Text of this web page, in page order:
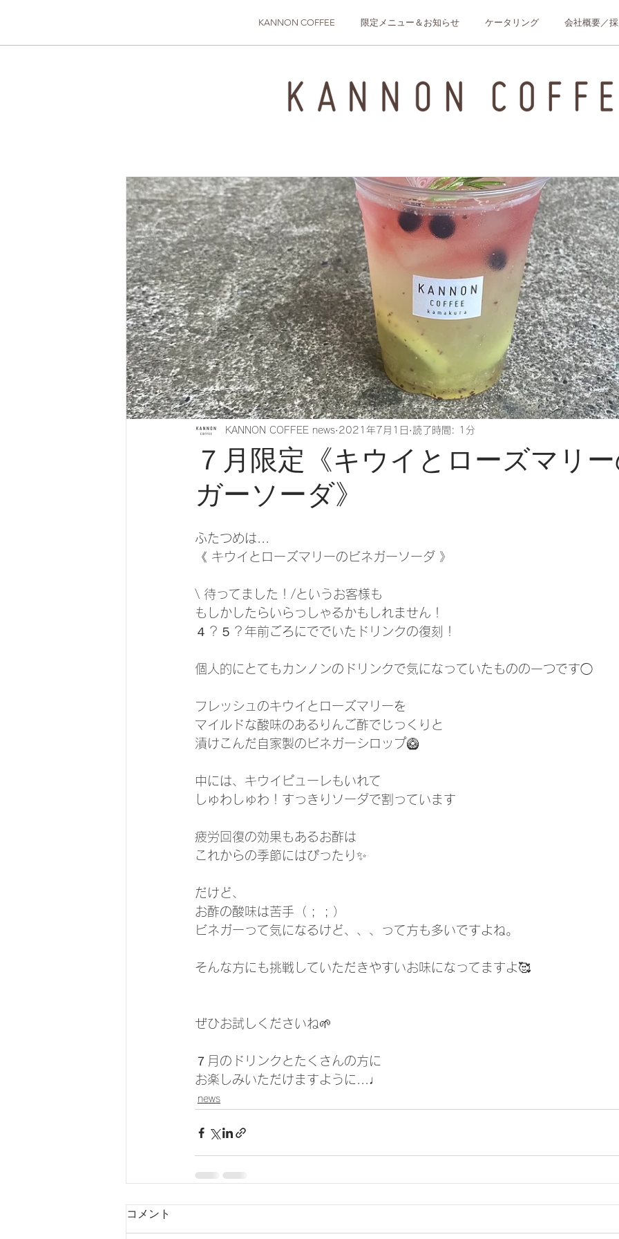
KANNON COFFEE 限定メニュー＆お知らせ ケータリング 会社概要／
７月限定《キウイとローズマリ
ガーソーダ》
KANNON COFFEE news 2021年7月1日 読了時間: 1分
ふたつめは...
《 キウイとローズマリーのビネガーソーダ 》
\ 待ってました！/というお客様も
もしかしたらいらっしゃるかもしれません！
４？５？年前ごろにででいたドリンクの復刻！
個人的にとてもカンノンのドリンクで気になっていたものの一つです◯
フレッシュのキウイとローズマリーを
マイルドな酸味のあるりんご酢でじっくりと
漬けこんだ自家製のビネガーシロップ🥝
中には、キウイピューレもいれて
しゅわしゅわ！すっきりソーダで割っています
疲労回復の効果もあるお酢は
これからの季節にはぴったり✨
だけど、
お酢の酸味は苦手（ ;  ; ）
ビネガーって気になるけど、、、って方も多いですよね。
そんな方にも挑戦していただきやすいお味になってますよ🥰
ぜひお試しくださいね🌱
７月のドリンクとたくさんの方に
お楽しみいただけますように...♩
news
コメント